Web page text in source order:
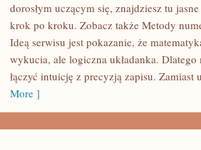
MATEMATYKA
DYSKRETNA
dorosłym uczącym się, znajdziesz tu
krok po kroku. Zobacz także Metody
Ideą serwisu jest pokazanie, że
wykucia, ale logiczna układanka. Dlatego
łączyć intuicję z precyzją zapisu. Zamiast
More ]